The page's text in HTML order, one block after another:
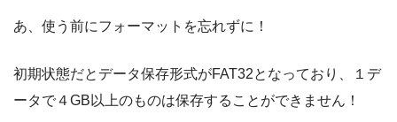
あ、使う前にフォーマットを忘れずに！
初期状態だとデータ保存形式がFAT32となっており、１デ
ータで４GB以上のものは保存することができません！